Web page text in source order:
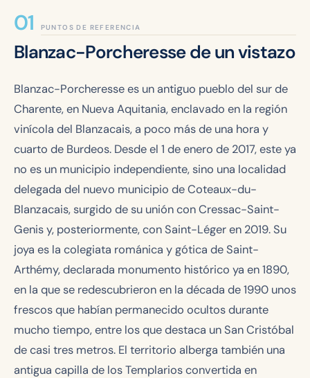
PUNTOS DE REFERENCIA
Blanzac-Porcheresse de un vistazo
Blanzac-Porcheresse es un antiguo pueblo del sur de
Charente, en Nueva Aquitania, enclavado en la región
vinícola del Blanzacais, a poco más de una hora y
cuarto de Burdeos. Desde el 1 de enero de 2017, este ya
no es un municipio independiente, sino una localidad
delegada del nuevo municipio de Coteaux-du-
Blanzacais, surgido de su unión con Cressac-Saint-
Genis y, posteriormente, con Saint-Léger en 2019. Su
joya es la colegiata románica y gótica de Saint-
Arthémy, declarada monumento histórico ya en 1890,
en la que se redescubrieron en la década de 1990 unos
frescos que habían permanecido ocultos durante
mucho tiempo, entre los que destaca un San Cristóbal
de casi tres metros. El territorio alberga también una
antigua capilla de los Templarios convertida en